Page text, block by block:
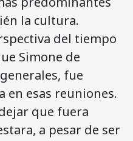
la cultura.
del tiempo
Simone de
fue
en esas reuniones.
que fuera
a pesar de ser